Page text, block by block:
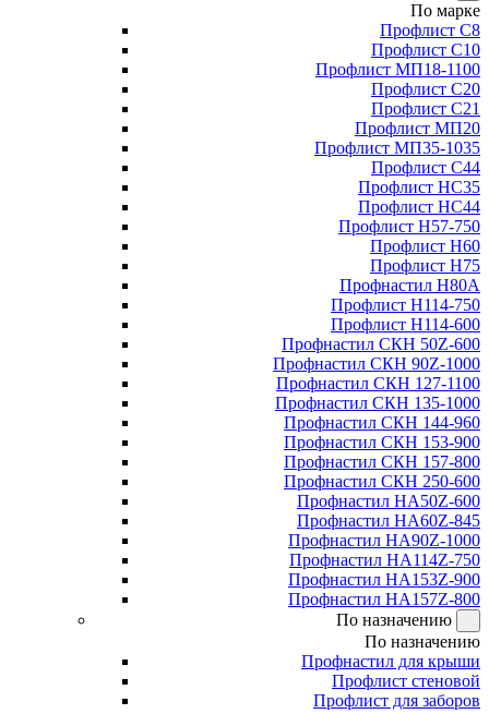
По марке
Профлист С8
Профлист С10
Профлист МП18-1100
Профлист С20
Профлист С21
Профлист МП20
Профлист МП35-1035
Профлист С44
Профлист НС35
Профлист НС44
Профлист Н57-750
Профлист Н60
Профлист Н75
Профнастил Н80А
Профлист Н114-750
Профлист Н114-600
Профнастил СКН 50Z-600
Профнастил СКН 90Z-1000
Профнастил СКН 127-1100
Профнастил СКН 135-1000
Профнастил СКН 144-960
Профнастил СКН 153-900
Профнастил СКН 157-800
Профнастил СКН 250-600
Профнастил НА50Z-600
Профнастил НА60Z-845
Профнастил НА90Z-1000
Профнастил НА114Z-750
Профнастил НА153Z-900
Профнастил НА157Z-800
По назначению
По назначению
Профнастил для крыши
Профлист стеновой
Профлист для заборов